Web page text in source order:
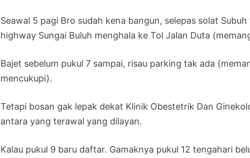
Seawal 5 pagi Bro sudah kena bangun, selepas solat
highway Sungai Buluh menghala ke Tol Jalan Duta
Bajet sebelum pukul 7 sampai, risau parking tak ada
mencukupi).
Tetapi bosan gak lepak dekat Klinik Obestetrik Dan
antara yang terawal yang dilayan.
Kalau pukul 9 baru daftar. Gamaknya pukul 12 tengahari